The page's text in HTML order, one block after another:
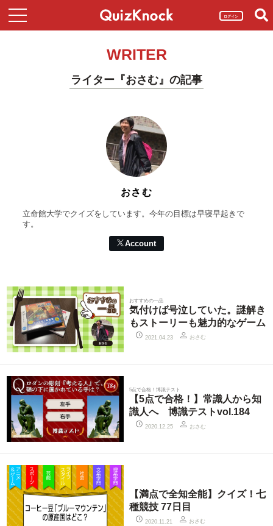
ログイン
WRITER
ライター『おさむ』の記事
おさむ
立命館大学でクイズをしています。今年の目標は早寝早起きで
す。
Account
おすすめの一品
気付けば号泣していた。謎解き
もストーリーも魅力的なゲーム
2021.04.23 おさむ
5点で合格！博識テスト
【5点で合格！】常識人から知
識人へ 博識テストvol.184
2020.12.25 おさむ
【満点で全知全能】クイズ！七
種競技 77日目
2020.11.21 おさむ